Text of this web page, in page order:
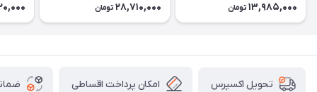
13,985,000 تومان 28,710,000 تومان
تحویل اکسپرس امکان پرداخت اقساطی